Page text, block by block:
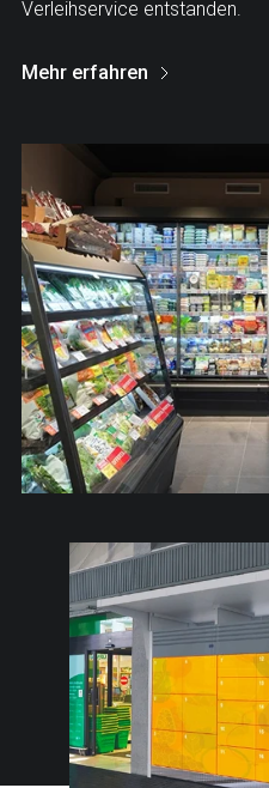
Verleihservice entstanden.
Mehr erfahren